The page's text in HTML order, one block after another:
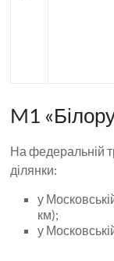
M1
На федеральній
ділянки:
у
км);
у